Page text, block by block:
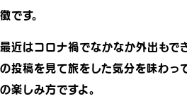
徴です。
最近はコロナ禍でなかなか外出もで
の投稿を見て旅をした気分を味わっ
の楽しみ方ですよ。